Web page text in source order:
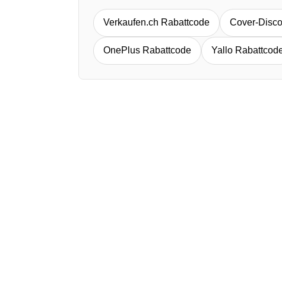
Verkaufen.ch Rabattcode Cover-
OnePlus Rabattcode Yallo